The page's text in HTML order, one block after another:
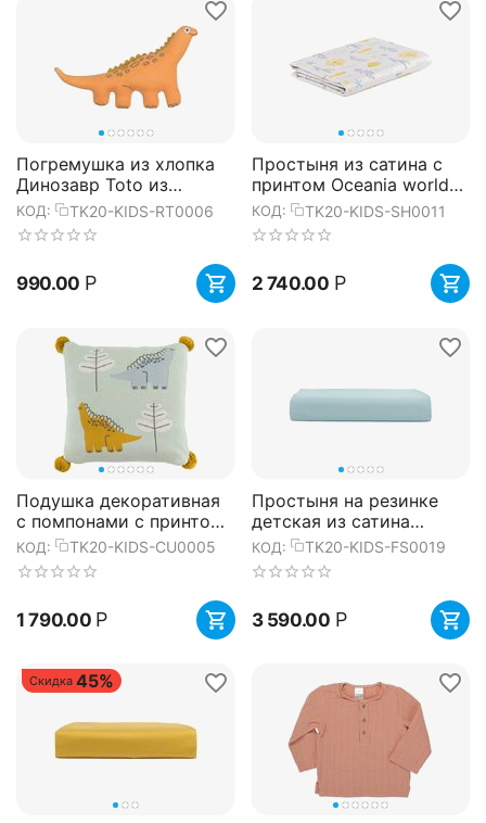
Погремушка из хлопка
Динозавр Toto из
коллекции Tiny world
14х8 см, Tkano
КОД: TK20-KIDS-RT0006
990.00 Р
Простыня из сатина с
принтом Oceania world
из коллекции Tiny world,
160х270 см, Tkano
КОД: TK20-KIDS-SH0011
2 740.00 Р
Подушка декоративная
с помпонами с принтом
Динозавр Toto из
коллекции Tiny world
35х35 ...
КОД: TK20-KIDS-CU0005
1 790.00 Р
Простыня на резинке
детская из сатина
голубого цвета из
коллекции Essential,
90х200х28 ...
КОД: TK20-KIDS-FS0019
3 590.00 Р
Скидка 45%